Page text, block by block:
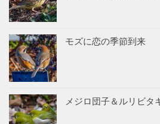
モズに恋の季節到来
メジロ団子＆ルリビタ